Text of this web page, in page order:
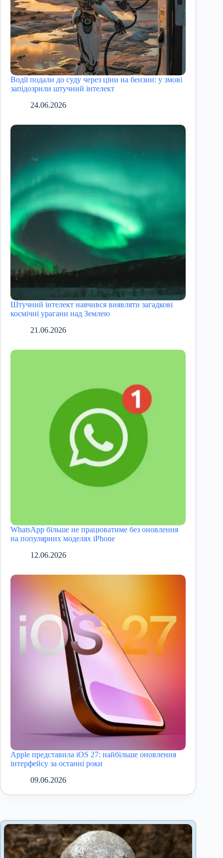
Водії подали до суду через ціни на бензин: у змові
запідозрили штучний інтелект
24.06.2026
Штучний інтелект навчився виявляти загадкові
космічні урагани над Землею
21.06.2026
WhatsApp більше не працюватиме без оновлення
на популярних моделях iPhone
12.06.2026
Apple представила iOS 27: найбільше оновлення
інтерфейсу за останні роки
09.06.2026